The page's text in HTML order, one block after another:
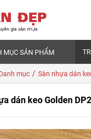
MỤC SẢN PHẨM
mục / Sàn nhựa dán
dán keo Golden